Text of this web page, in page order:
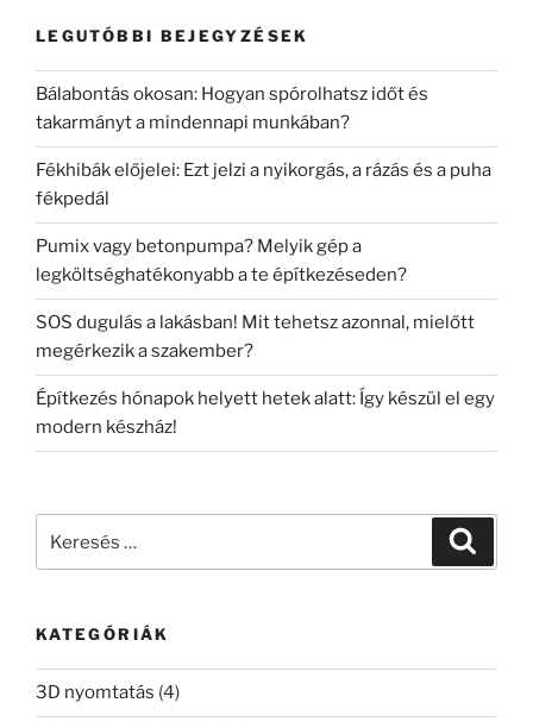
LEGUTÓBBI BEJEGYZÉSEK
Bálabontás okosan: Hogyan spórolhatsz időt és
takarmányt a mindennapi munkában?
Fékhibák előjelei: Ezt jelzi a nyikorgás, a rázás és a puha
fékpedál
Pumix vagy betonpumpa? Melyik gép a
legköltséghatékonyabb a te építkezéseden?
SOS dugulás a lakásban! Mit tehetsz azonnal, mielőtt
megérkezik a szakember?
Építkezés hónapok helyett hetek alatt: Így készül el egy
modern készház!
KATEGÓRIÁK
3D nyomtatás (4)